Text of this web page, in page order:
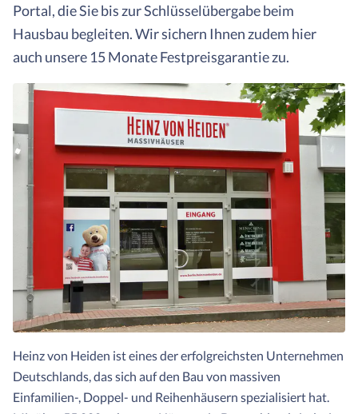
Portal, die Sie bis zur Schlüsselübergabe beim
Hausbau begleiten. Wir sichern Ihnen zudem hier
auch unsere 15 Monate Festpreisgarantie zu.
Heinz von Heiden ist eines der erfolgreichsten Unternehmen
Deutschlands, das sich auf den Bau von massiven
Einfamilien-, Doppel- und Reihenhäusern spezialisiert hat.